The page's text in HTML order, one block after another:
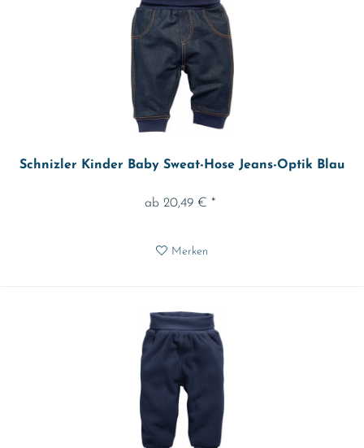
Schnizler Kinder Baby Sweat-Hose Jeans-Optik Blau
ab 20,49 € *
Merken